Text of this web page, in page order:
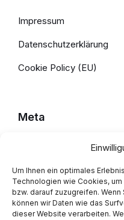
Um Ihnen ein optimales
Technologien wie Cookies,
bzw. darauf zuzugreifen.
können wir Daten wie das
dieser Website verarbeiten.
Impressum
Datenschutzerklärung
Cookie Policy (EU)
Meta
Datenschutzerklärung
Cookie Policy (EU)